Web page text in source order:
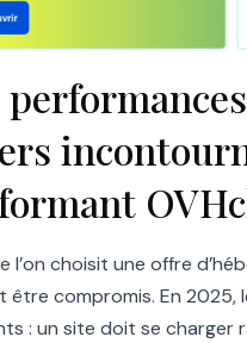
l’on choisit une offre
être compromis. En
: un site doit se